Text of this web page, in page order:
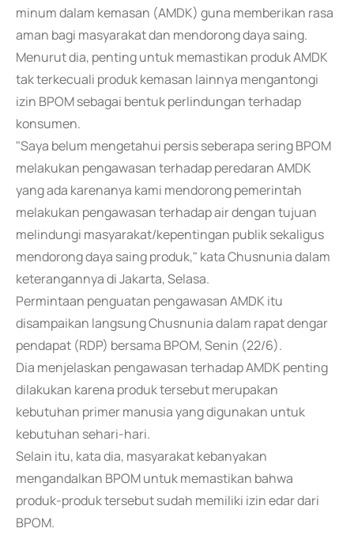
minum dalam kemasan (AMDK) guna memberikan rasa
aman bagi masyarakat dan mendorong daya saing.
Menurut dia, penting untuk memastikan produk AMDK
tak terkecuali produk kemasan lainnya mengantongi
izin BPOM sebagai bentuk perlindungan terhadap
konsumen.
"Saya belum mengetahui persis seberapa sering BPOM
melakukan pengawasan terhadap peredaran AMDK
yang ada karenanya kami mendorong pemerintah
melakukan pengawasan terhadap air dengan tujuan
melindungi masyarakat/kepentingan publik sekaligus
mendorong daya saing produk," kata Chusnunia dalam
keterangannya di Jakarta, Selasa.
Permintaan penguatan pengawasan AMDK itu
disampaikan langsung Chusnunia dalam rapat dengar
pendapat (RDP) bersama BPOM, Senin (22/6).
Dia menjelaskan pengawasan terhadap AMDK penting
dilakukan karena produk tersebut merupakan
kebutuhan primer manusia yang digunakan untuk
kebutuhan sehari-hari.
Selain itu, kata dia, masyarakat kebanyakan
mengandalkan BPOM untuk memastikan bahwa
produk-produk tersebut sudah memiliki izin edar dari
BPOM.